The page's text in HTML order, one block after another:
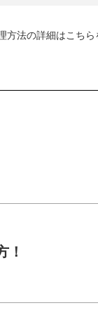
方法の詳細はこち
！